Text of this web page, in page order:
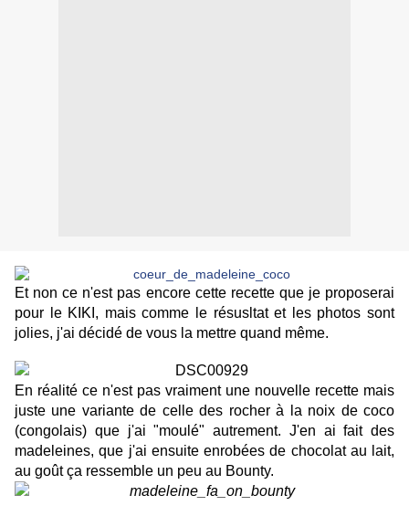
Et non ce n'est pas encore cette recette que je proposerai
pour le KIKI, mais comme le résusltat et les photos sont
jolies, j'ai décidé de vous la mettre quand même.
En réalité ce n'est pas vraiment une nouvelle recette mais
juste une variante de celle des rocher à la noix de coco
(congolais) que j'ai "moulé" autrement. J'en ai fait des
madeleines, que j'ai ensuite enrobées de chocolat au lait,
au goût ça ressemble un peu au Bounty.